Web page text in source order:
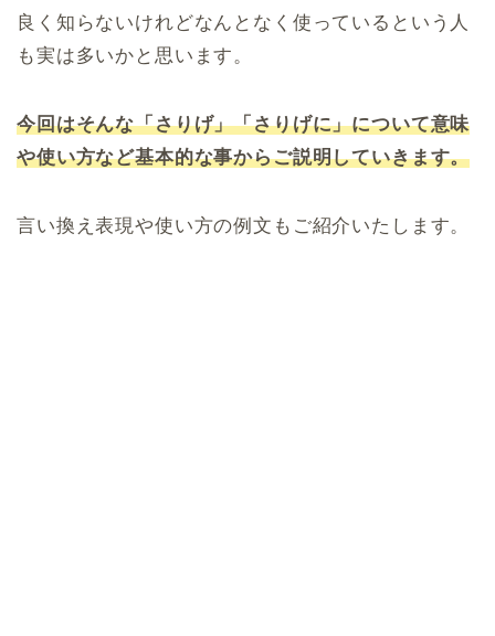
良く知らないけれどなんとなく使っているという人
も実は多いかと思います。
今回はそんな「さりげ」「さりげに」について意味
や使い方など基本的な事からご説明していきます。
言い換え表現や使い方の例文もご紹介いたします。